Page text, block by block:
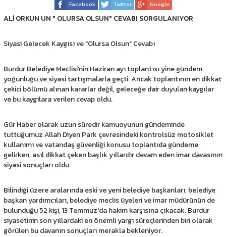
Facebook Twitter Google
ALİ ORKUN UN " OLURSA OLSUN" CEVABI SORGULANIYOR
Siyasi Gelecek Kaygısı ve "Olursa Olsun" Cevabı
Burdur Belediye Meclisi'nin Haziran ayı toplantısı yine gündem
yoğunluğu ve siyasi tartışmalarla geçti. Ancak toplantının en dikkat
çekici bölümü alınan kararlar değil, geleceğe dair duyulan kaygılar
ve bu kaygılara verilen cevap oldu.
Gür Haber olarak uzun süredir kamuoyunun gündeminde
tuttuğumuz Allah Diyen Park çevresindeki kontrolsüz motosiklet
kullanımı ve vatandaş güvenliği konusu toplantıda gündeme
gelirken, asıl dikkat çeken başlık yıllardır devam eden imar davasının
siyasi sonuçları oldu.
Bilindiği üzere aralarında eski ve yeni belediye başkanları, belediye
başkan yardımcıları, belediye meclis üyeleri ve imar müdürünün de
bulunduğu 52 kişi, 13 Temmuz'da hakim karşısına çıkacak. Burdur
siyasetinin son yıllardaki en önemli yargı süreçlerinden biri olarak
görülen bu davanın sonuçları merakla bekleniyor.